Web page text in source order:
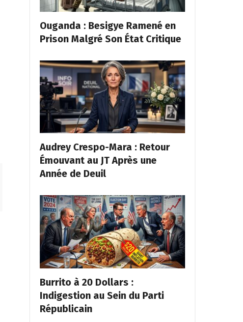
Ouganda : Besigye Ramené en
Prison Malgré Son État Critique
Audrey Crespo-Mara : Retour
Émouvant au JT Après une
Année de Deuil
Burrito à 20 Dollars :
Indigestion au Sein du Parti
Républicain